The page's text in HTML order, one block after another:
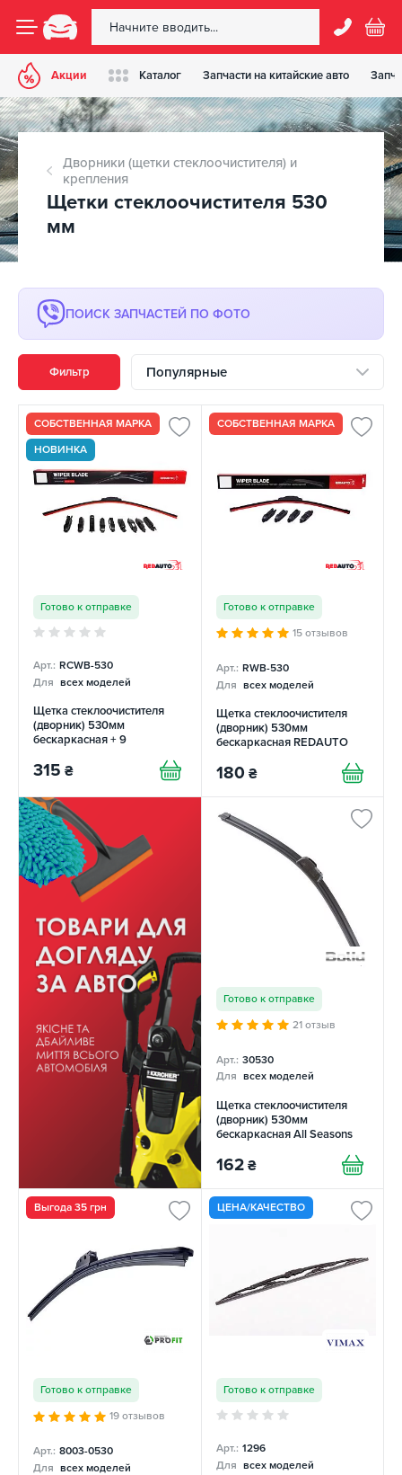
Акции Каталог Запчасти на китайские авто
Дворники (щетки стеклоочистителя) и
крепления
Щетки стеклоочистителя 530
мм
ПОИСК ЗАПЧАСТЕЙ ПО ФОТО
Фильтр Популярные
СОБСТВЕННАЯ МАРКА
НОВИНКА
Готово к отправке
Арт.: RСWB-530
Для всех моделей
Щетка стеклоочистителя
(дворник) 530мм
бескаркасная + 9
315 ₴
СОБСТВЕННАЯ МАРКА
Готово к отправке
15 отзывов
Арт.: RWB-530
Для всех моделей
Щетка стеклоочистителя
(дворник) 530мм
бескаркасная REDAUTO
180 ₴
Готово к отправке
21 отзыв
Арт.: 30530
Для всех моделей
Щетка стеклоочистителя
(дворник) 530мм
бескаркасная All Seasons
162 ₴
Выгода 35 грн
Готово к отправке
19 отзывов
Арт.: 8003-0530
Для всех моделей
ЦЕНА/КАЧЕСТВО
Готово к отправке
Арт.: 1296
Для всех моделей